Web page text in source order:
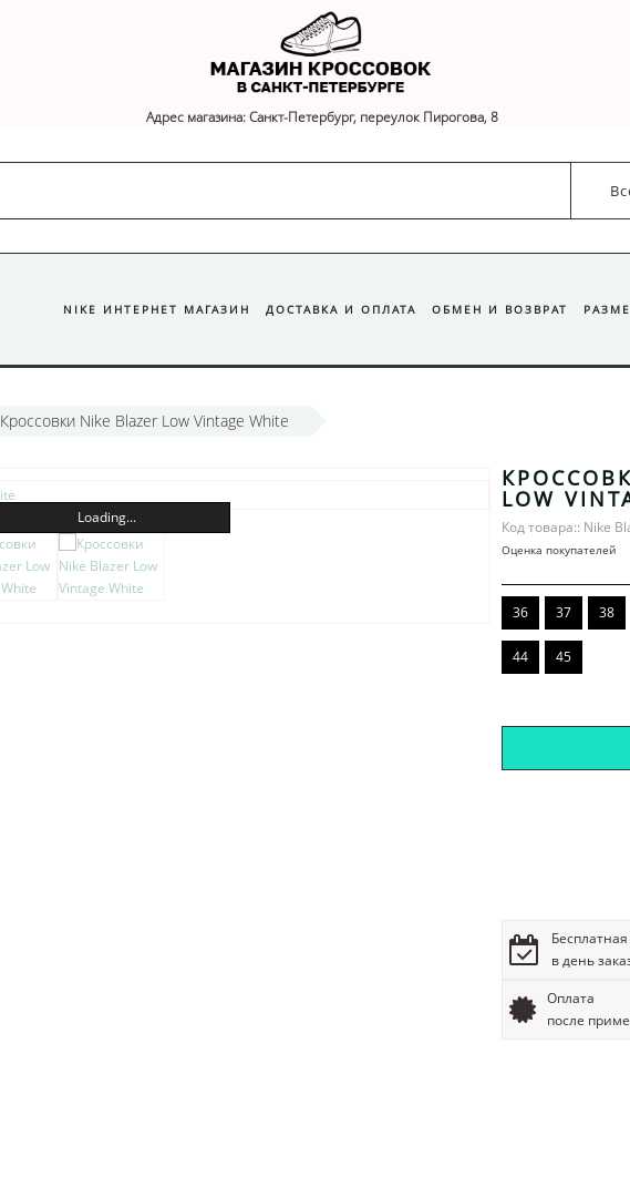
Адрес магазина: Санкт-Петербург, переулок Пирогова, 8
NIKE ИНТЕРНЕТ МАГАЗИН ДОСТАВКА И ОПЛАТА ОБМЕН И ВОЗВРАТ
Кроссовки Nike Blazer Low Vintage White
Loading...
LOW
Код товара:: Nike
Оценка покупателей
36 37 38
44 45
в день
Оплата
после